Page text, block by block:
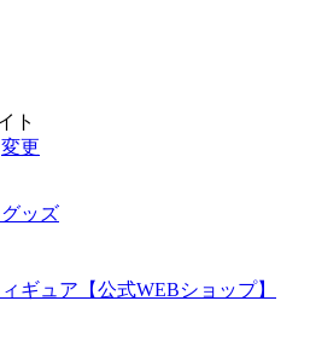
変更
ッズ
ギュア【公式WEBショップ】